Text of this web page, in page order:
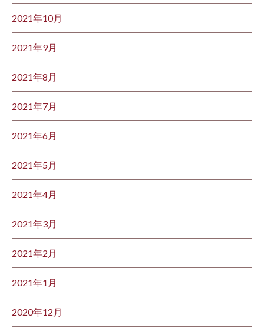
2021年10月
2021年9月
2021年8月
2021年7月
2021年6月
2021年5月
2021年4月
2021年3月
2021年2月
2021年1月
2020年12月